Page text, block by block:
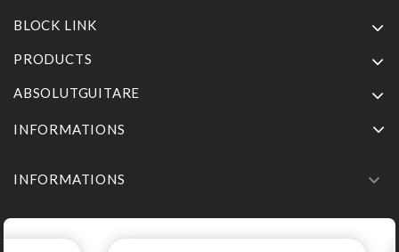
BLOCK LINK
PRODUCTS
ABSOLUTGUITARE
INFORMATIONS
INFORMATIONS 